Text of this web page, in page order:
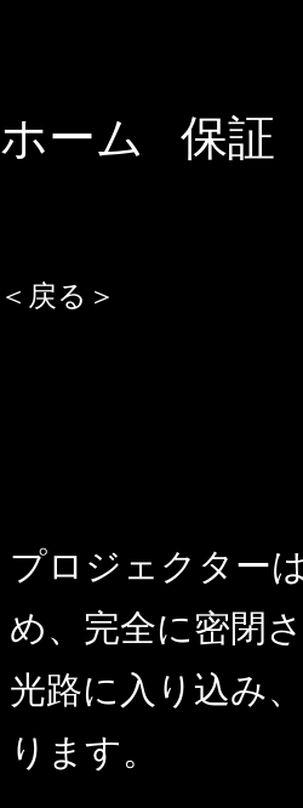
ホーム 保証
＜戻る＞
プロジェクター
め、完全に密閉
光路に入り込み
ります。